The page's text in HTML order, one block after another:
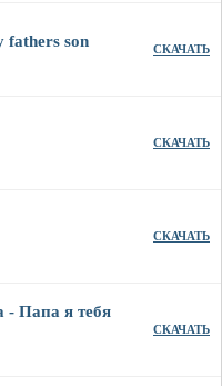
fathers son СКАЧАТЬ
СКАЧАТЬ
СКАЧАТЬ
- Папа я тебя
СКАЧАТЬ